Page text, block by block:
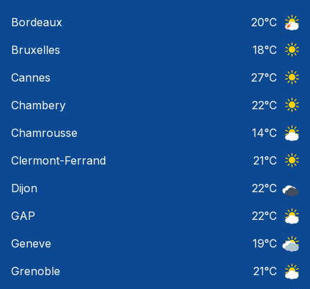
Bordeaux
20°C
Bruxelles
18°C
Cannes
27°C
Chambery
22°C
Chamrousse
14°C
Clermont-Ferrand
21°C
Dijon
22°C
GAP
22°C
Geneve
19°C
Grenoble
21°C